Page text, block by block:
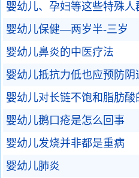
婴幼儿、孕妇等这些特殊
婴幼儿保健—两岁半-三岁
婴幼儿鼻炎的中医疗法
婴幼儿抵抗力低也应预防阴
婴幼儿对长链不饱和脂肪酸
婴幼儿鹅口疮是怎么回事
婴幼儿发烧并非都是重病
婴幼儿肺炎